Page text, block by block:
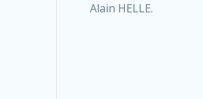
Alain HELLE.